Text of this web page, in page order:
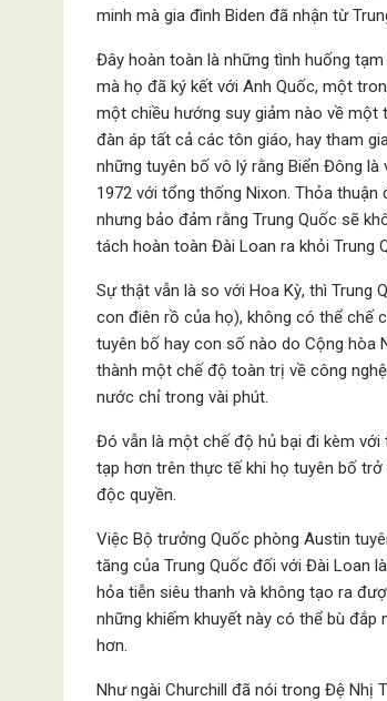
minh mà gia đình Biden đã nhận từ
Đây hoàn toàn là những tình huống
mà họ đã ký kết với Anh Quốc, một
một chiều hướng suy giảm nào về một
đàn áp tất cả các tôn giáo, hay tham
những tuyên bố vô lý rằng Biển Đông
1972 với tổng thống Nixon. Thỏa
nhưng bảo đảm rằng Trung Quốc sẽ
tách hoàn toàn Đài Loan ra khỏi Trung
Sự thật vẫn là so với Hoa Kỳ, thì Trung
con điên rồ của họ), không có thể chế
tuyên bố hay con số nào do Cộng hòa
thành một chế độ toàn trị về công
nước chỉ trong vài phút.
Đó vẫn là một chế độ hủ bại đi kèm
tạp hơn trên thực tế khi họ tuyên bố
độc quyền.
Việc Bộ trưởng Quốc phòng Austin
tăng của Trung Quốc đối với Đài Loan
hỏa tiễn siêu thanh và không tạo ra
những khiếm khuyết này có thể bù
hơn.
Như ngài Churchill đã nói trong Đệ Nhị